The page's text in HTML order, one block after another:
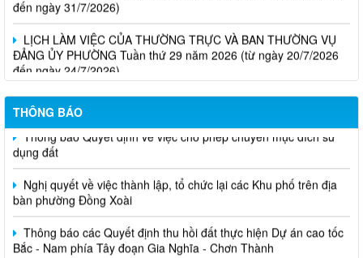
LỊCH LÀM VIỆC CỦA THƯỜNG TRỰC VÀ BAN THƯỜNG VỤ
ĐẢNG ỦY PHƯỜNG Tuần thứ 29 năm 2026 (từ ngày 20/7/2026
đến ngày 24/7/2026)
THÔNG BÁO
dụng đất
Nghị quyết về việc thành lập, tổ chức lại các Khu phố trên địa
bàn phường Đồng Xoài
Thông báo các Quyết định thu hồi đất thực hiện Dự án cao tốc
Bắc - Nam phía Tây đoạn Gia Nghĩa - Chơn Thành